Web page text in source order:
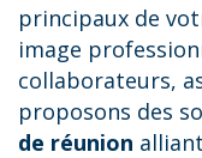
principaux de
image
collaborateurs,
proposons des
de réunion